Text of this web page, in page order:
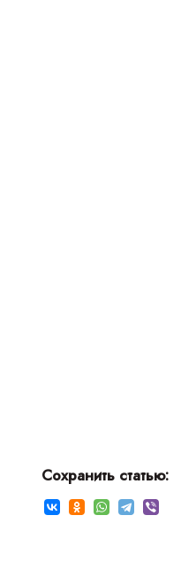
Сохранить статью: